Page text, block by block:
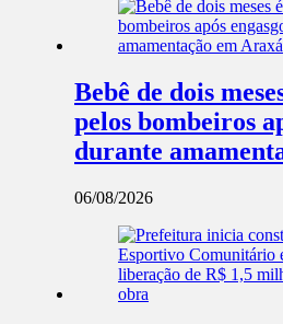
Bebê de dois
pelos bombeiros
durante
06/08/2026